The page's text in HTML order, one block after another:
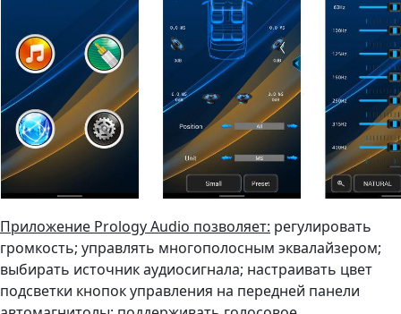
Приложение Prology Audio позволяет: регулировать
громкость; управлять многополосным эквалайзером;
выбирать источник аудиосигнала; настраивать цвет
подсветки кнопок управления на передней панели